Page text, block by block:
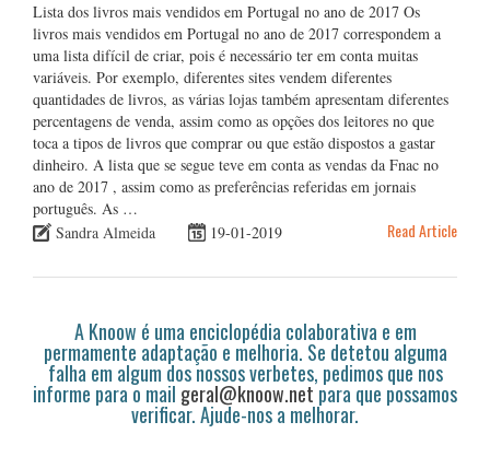
Lista dos livros mais vendidos em Portugal no ano de 2017 Os
livros mais vendidos em Portugal no ano de 2017 correspondem a
uma lista difícil de criar, pois é necessário ter em conta muitas
variáveis. Por exemplo, diferentes sites vendem diferentes
quantidades de livros, as várias lojas também apresentam diferentes
percentagens de venda, assim como as opções dos leitores no que
toca a tipos de livros que comprar ou que estão dispostos a gastar
dinheiro. A lista que se segue teve em conta as vendas da Fnac no
ano de 2017 , assim como as preferências referidas em jornais
português. As …
Sandra Almeida
19-01-2019 Read Article
A Knoow é uma enciclopédia colaborativa e em
permamente adaptação e melhoria. Se detetou alguma
falha em algum dos nossos verbetes, pedimos que nos
informe para o mail geral@knoow.netpara que possamos
verificar. Ajude-nos a melhorar.